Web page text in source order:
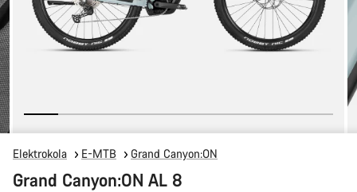
Elektrokola E-MTB Grand Canyon:ON
Grand Canyon:ON AL 8